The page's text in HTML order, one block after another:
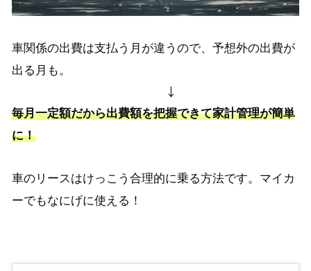
車関係の出費は支払う月が違うので、 予想外の出費が
出る月も。
↓
毎月一定額だから出費額を把握できて家計管理が簡単
に！
車のリースはけっこう合理的に乗る方法です。マイカ
ーでもなにげに使える！